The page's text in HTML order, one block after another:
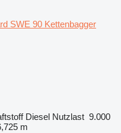
SWE 90 Kettenbagger
Diesel Nutzlast 9.000
m